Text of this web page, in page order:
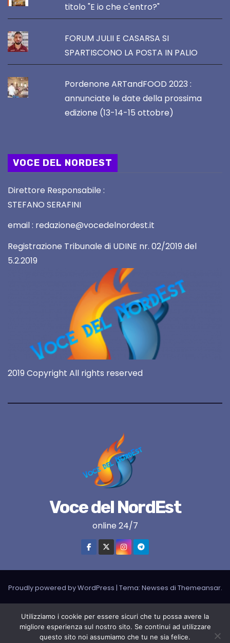
titolo "E io che c'entro?"
FORUM JULII E CASARSA SI
SPARTISCONO LA POSTA IN PALIO
Pordenone ARTandFOOD 2023 :
annunciate le date della prossima
edizione (13-14-15 ottobre)
VOCE DEL NORDEST
Direttore Responsabile :
STEFANO SERAFINI
email : redazione@vocedelnordest.it
Registrazione Tribunale di UDINE nr. 02/2019 del
5.2.2019
2019 Copyright All rights reserved
Voce del NordEst
online 24/7
Proudly powered by WordPress | Tema: Newses di Themeansar.
LIVE RADIO
RADIONORDEST
Il mio account
Utilizziamo i cookie per essere sicuri che tu possa avere la
migliore esperienza sul nostro sito. Se continui ad utilizzare
questo sito noi assumiamo che tu ne sia felice.